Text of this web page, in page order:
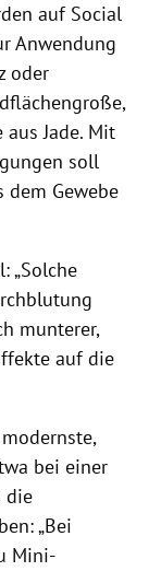
auf Social
Anwendung
oder
Jade. Mit
soll
dem Gewebe
„Solche
munterer,
auf die
bei einer
die
„Bei
Mini-